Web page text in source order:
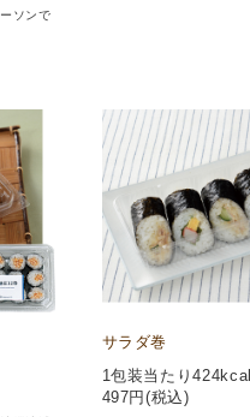
ソンで
サラダ巻
1包装当たり424kcal
497円(税込)